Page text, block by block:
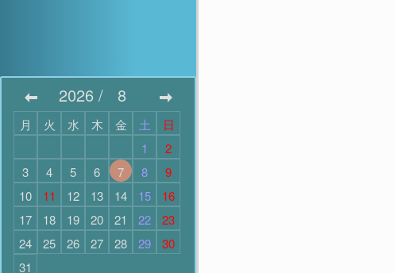
2026/ 8
月 火 水 木 金 土
日
1
2
3
4 5 6 7 8
9
10
11 12 13 14 15
16
17
18 19 20 21 22
23
24
25 26 27 28 29
30
31